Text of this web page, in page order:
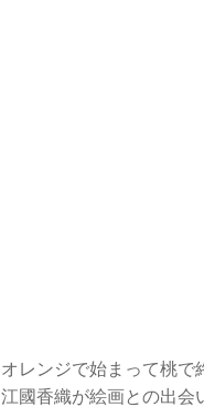
オレンジで始まって桃で
江國香織が絵画との出会